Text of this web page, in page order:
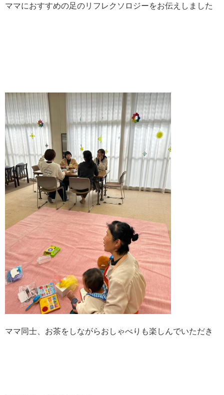
ママにおすすめの足のリフレクソロジーをお伝えしました
ママ同士、お茶をしながらおしゃべりも楽しんでいただき